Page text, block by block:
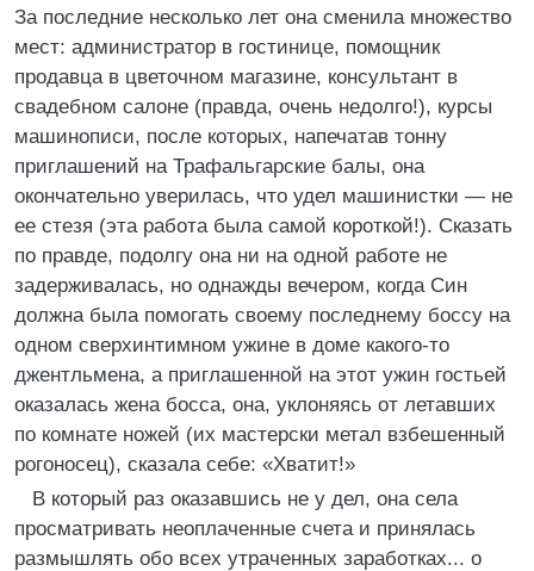
За последние несколько лет она сменила множество
мест: администратор в гостинице, помощник
продавца в цветочном магазине, консультант в
свадебном салоне (правда, очень недолго!), курсы
машинописи, после которых, напечатав тонну
приглашений на Трафальгарские балы, она
окончательно уверилась, что удел машинистки — не
ее стезя (эта работа была самой короткой!). Сказать
по правде, подолгу она ни на одной работе не
задерживалась, но однажды вечером, когда Син
должна была помогать своему последнему боссу на
одном сверхинтимном ужине в доме какого-то
джентльмена, а приглашенной на этот ужин гостьей
оказалась жена босса, она, уклоняясь от летавших
по комнате ножей (их мастерски метал взбешенный
рогоносец), сказала себе: «Хватит!»
В который раз оказавшись не у дел, она села
просматривать неоплаченные счета и принялась
размышлять обо всех утраченных заработках... о